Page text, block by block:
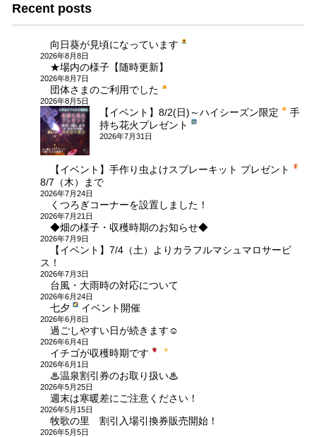
ナ
Recent posts
向日葵が見頃になっています
2026年8月8日
★場内の様子【随時更新】
2026年8月7日
団体さまのご利用でした
2026年8月5日
【イベント】8/2(日)～ハイシーズン限定
手
持ち花火プレゼント
2026年7月31日
【イベント】手作り虫よけスプレーキット プレゼント
8/7（木）まで
2026年7月24日
くつろぎコーナーを設置しました！
2026年7月21日
◆畑の様子・収穫時期のお知らせ◆
2026年7月9日
【イベント】7/4（土）よりカラフルマシュマロサービ
ス！
2026年7月3日
台風・大雨時の対応について
2026年6月24日
七夕 イベント開催
2026年6月8日
過ごしやすい日が続きます☺
2026年6月4日
イチゴが収穫時期です
2026年6月1日
♨温泉割引券のお取り扱い♨
2026年5月25日
週末は寒暖差にご注意ください！
2026年5月15日
牧歌の里 割引入場引換券販売開始！
2026年5月5日